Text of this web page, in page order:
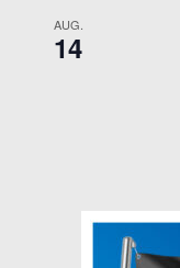
AUG.
14